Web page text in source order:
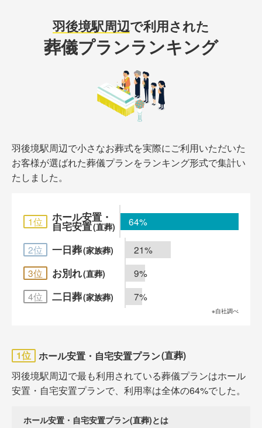
羽後境駅周辺で利用された
葬儀プランランキング
羽後境駅周辺で小さなお葬式を実際にご利用いただいた
お客様が選ばれた葬儀プランをランキング形式で集計い
たしました。
1位 ホール安置・
自宅安置(直葬) 64%
2位 一日葬(家族葬)
21%
3位
お別れ(直葬)
9%
4位
二日葬(家族葬) 7%
※自社調べ
1位 ホール安置・自宅安置プラン(直葬)
羽後境駅周辺で最も利用されている葬儀プランはホール
安置・自宅安置プランで、利用率は全体の64%でした。
ホール安置・自宅安置プラン(直葬)とは